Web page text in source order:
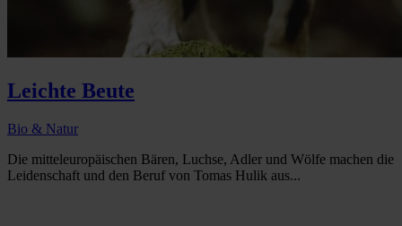
Leichte Beute
Bio & Natur
Die mitteleuropäischen Bären, Luchse, Adler und Wölfe machen die
Leidenschaft und den Beruf von Tomas Hulik aus...